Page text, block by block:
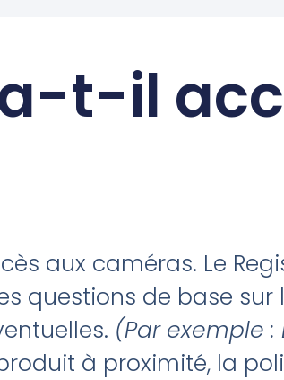
a-t-il
aux caméras. Le
questions de base sur
(Par exemple
à proximité, la